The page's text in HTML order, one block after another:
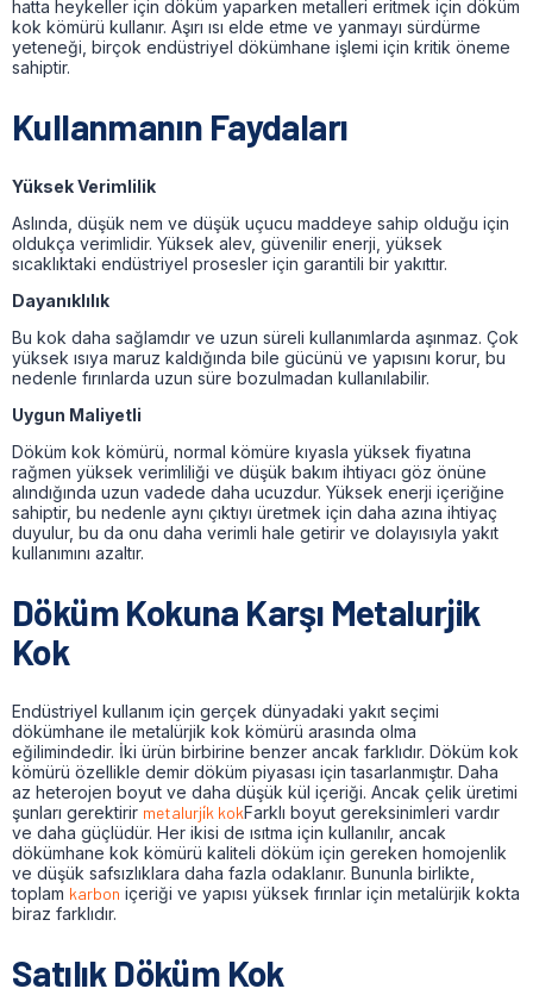
hatta heykeller için döküm yaparken metalleri eritmek için döküm
kok kömürü kullanır. Aşırı ısı elde etme ve yanmayı sürdürme
yeteneği, birçok endüstriyel dökümhane işlemi için kritik öneme
sahiptir.
Kullanmanın Faydaları
Yüksek Verimlilik
Aslında, düşük nem ve düşük uçucu maddeye sahip olduğu için
oldukça verimlidir. Yüksek alev, güvenilir enerji, yüksek
sıcaklıktaki endüstriyel prosesler için garantili bir yakıttır.
Dayanıklılık
Bu kok daha sağlamdır ve uzun süreli kullanımlarda aşınmaz. Çok
yüksek ısıya maruz kaldığında bile gücünü ve yapısını korur, bu
nedenle fırınlarda uzun süre bozulmadan kullanılabilir.
Uygun Maliyetli
Döküm kok kömürü, normal kömüre kıyasla yüksek fiyatına
rağmen yüksek verimliliği ve düşük bakım ihtiyacı göz önüne
alındığında uzun vadede daha ucuzdur. Yüksek enerji içeriğine
sahiptir, bu nedenle aynı çıktıyı üretmek için daha azına ihtiyaç
duyulur, bu da onu daha verimli hale getirir ve dolayısıyla yakıt
kullanımını azaltır.
Döküm Kokuna Karşı Metalurjik
Kok
Endüstriyel kullanım için gerçek dünyadaki yakıt seçimi
dökümhane ile metalürjik kok kömürü arasında olma
eğilimindedir. İki ürün birbirine benzer ancak farklıdır. Döküm kok
kömürü özellikle demir döküm piyasası için tasarlanmıştır. Daha
az heterojen boyut ve daha düşük kül içeriği. Ancak çelik üretimi
şunları gerektirir metalurji̇k kokFarklı boyut gereksinimleri vardır
ve daha güçlüdür. Her ikisi de ısıtma için kullanılır, ancak
dökümhane kok kömürü kaliteli döküm için gereken homojenlik
ve düşük safsızlıklara daha fazla odaklanır. Bununla birlikte,
toplam karbon içeriği ve yapısı yüksek fırınlar için metalürjik kokta
biraz farklıdır.
Satılık Döküm Kok